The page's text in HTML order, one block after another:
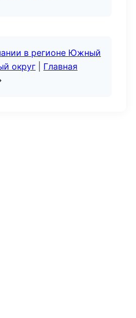
в регионе Южный
округ
Главная